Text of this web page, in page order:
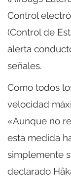
Control
(Control de
alerta
señales.
Como todos
velocidad
«Aunque no
esta medida
simplemente
declarado